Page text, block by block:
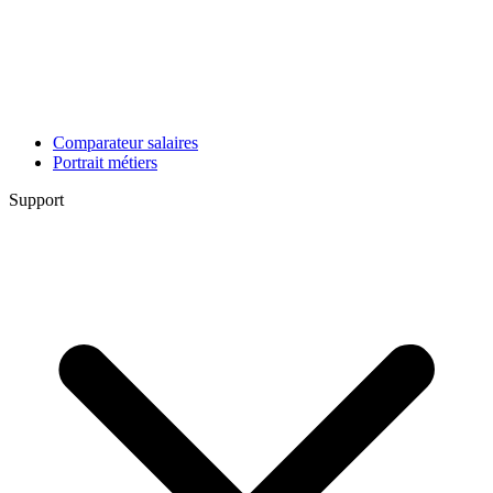
Comparateur salaires
Portrait métiers
Support